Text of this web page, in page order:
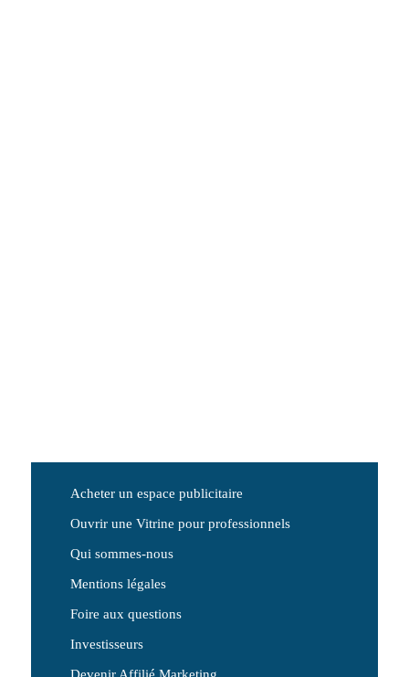
Acheter un espace publicitaire
Ouvrir une Vitrine pour professionnels
Qui sommes-nous
Mentions légales
Foire aux questions
Investisseurs